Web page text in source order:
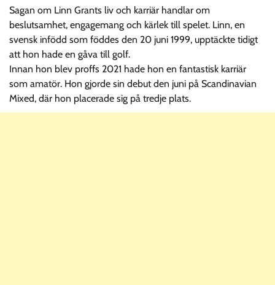
Sagan om Linn Grants liv och karriär handlar om
beslutsamhet, engagemang och kärlek till spelet. Linn, en
svensk infödd som föddes den 20 juni 1999, upptäckte tidigt
att hon hade en gåva till golf.
Innan hon blev proffs 2021 hade hon en fantastisk karriär
som amatör. Hon gjorde sin debut den juni på Scandinavian
Mixed, där hon placerade sig på tredje plats.